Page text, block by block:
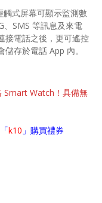
觸式屏幕可顯示監測數
SMS 等訊息及來電
接電話之後，更可遙控
存於電話 App 內。
Smart Watch！具備無
k10 」購買禮券